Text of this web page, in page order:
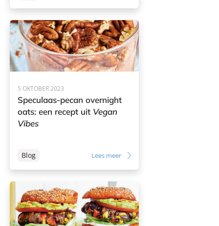
5 OKTOBER 2023
Speculaas-pecan overnight
oats: een recept uit Vegan
Vibes
Blog Lees meer